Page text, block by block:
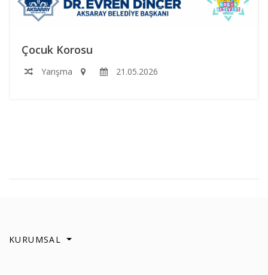
Çocuk Korosu
Yarışma 21.05.2026
KURUMSAL